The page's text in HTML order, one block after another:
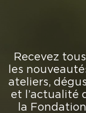
Recevez
les
ateliers,
et l’actualité
la